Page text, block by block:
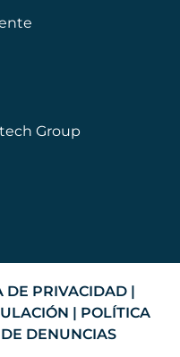
Group
DE PRIVACIDAD |
| POLÍTICA
DENUNCIAS